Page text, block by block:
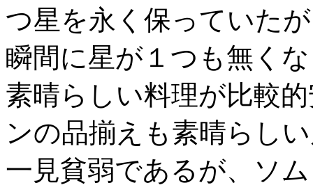
つ星を永く保っていた
瞬間に星が１つも無く
素晴らしい料理が比較
ンの品揃えも素晴らし
一見貧弱であるが、ソ